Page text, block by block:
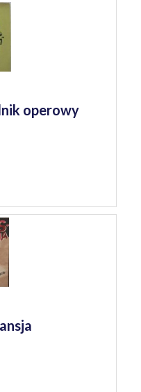
operowy